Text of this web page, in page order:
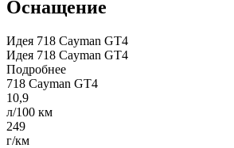
Оснащение
Идея 718 Cayman GT4
Идея 718 Cayman GT4
Подробнее
718 Cayman GT4
10,9
л/100 км
249
г/км